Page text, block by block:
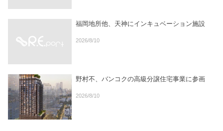
福岡地所他、天神にインキュベーション施設
2026/8/10
野村不、バンコクの高級分譲住宅事業に参画
2026/8/10